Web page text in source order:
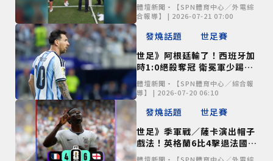
統
體壇新聞•【SPN體育中心／外電綜
合報導】 | 2026-07-21 07:00
發燒話題
世足賽
世足》阿根廷輸了！西班牙加
時1:0絕殺奪冠 衛冕軍少踢一
人無力回天
體壇新聞•【SPN體育中心／綜合報
導】 | 2026-07-20 06:10
發燒話題
世足賽
世足》季軍戰／薩卡演出帽子
戲法！英格蘭6比4擊退法國奪
銅牌